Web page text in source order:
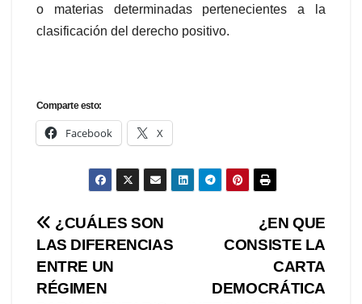
o materias determinadas pertenecientes a la
clasificación del derecho positivo.
Comparte esto:
Facebook X
Navegación
de
entradas
¿EN QUE
CONSISTE LA
CARTA
DEMOCRÁTICA
¿CUÁLES SON
LAS DIFERENCIAS
ENTRE UN
RÉGIMEN